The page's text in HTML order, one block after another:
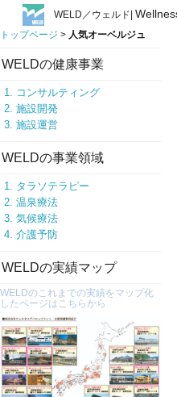
WELD／ウェルド|
トップページ > 人気オーベルジュ
WELDの健康事業
コンサルティング
施設開発
施設運営
WELDの事業領域
タラソテラピー
温泉療法
気候療法
介護予防
WELDの実績マップ
WELDのこれまでの実績をマップ化
したページはこちらから